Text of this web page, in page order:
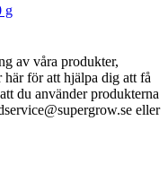
g
av våra produkter,
för att hjälpa dig att få
du använder produkterna
eller